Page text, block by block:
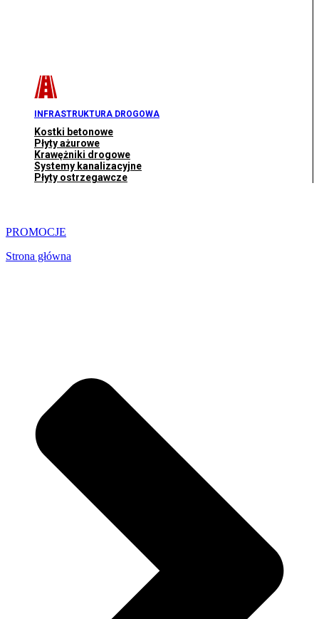
INFRASTRUKTURA DROGOWA
Kostki betonowe
Płyty ażurowe
Krawężniki drogowe
Systemy kanalizacyjne
Płyty ostrzegawcze
PROMOCJE
Strona główna